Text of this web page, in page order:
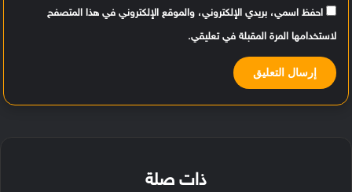
احفظ اسمي، بريدي الإلكتروني، والموقع الإلكتروني في هذا المتصفح
لاستخدامها المرة المقبلة في تعليقي.
ذات صلة